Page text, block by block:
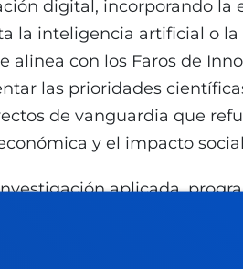
digital, incorporando la
la inteligencia artificial o la
alinea con los Faros de
las prioridades
de vanguardia que
y el impacto
aplicada,